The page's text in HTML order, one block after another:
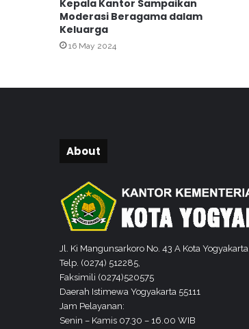
e
-
7
7
a
g
y
a
k
a
r
Kepala Kantor Sampaikan
Moderasi Beragama dalam
Keluarga
16 May 2024
About
Jl. Ki Mangunsarkoro No. 43 A Kota Yogyakarta
Telp. (0274) 512285,
Faksimili (0274)520575
Daerah Istimewa Yogyakarta 55111
Jam Pelayanan:
Senin – Kamis 07.30 – 16.00 WIB